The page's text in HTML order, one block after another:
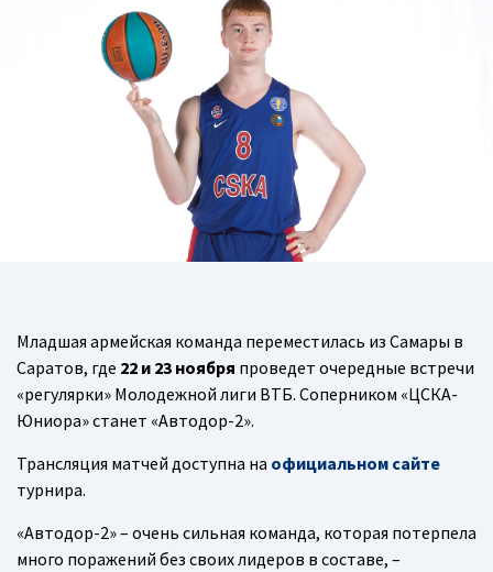
Младшая армейская команда переместилась из Самары в
Саратов, где 22 и 23 ноября проведет очередные встречи
«регулярки» Молодежной лиги ВТБ. Соперником «ЦСКА-
Юниора» станет «Автодор-2».
Трансляция матчей доступна на официальном сайте
турнира.
«Автодор-2» – очень сильная команда, которая потерпела
много поражений без своих лидеров в составе, –